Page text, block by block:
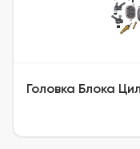
Головка Блока